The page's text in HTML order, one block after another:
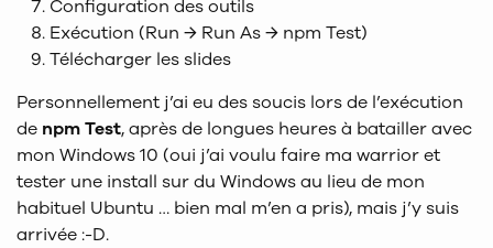
Configuration des outils
Exécution (Run → Run As → npm Test)
Télécharger les slides
Personnellement j’ai eu des soucis lors de l’exécution
de npm Test, après de longues heures à batailler avec
mon Windows 10 (oui j’ai voulu faire ma warrior et
tester une install sur du Windows au lieu de mon
habituel Ubuntu … bien mal m’en a pris), mais j’y suis
arrivée :-D.